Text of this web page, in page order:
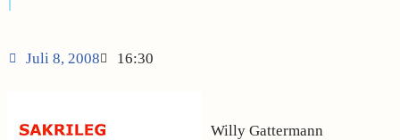
Juli 8, 2008 16:30
Willy Gattermann